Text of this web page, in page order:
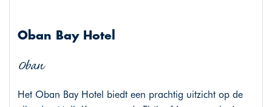
Oban Bay Hotel
Oban
Het Oban Bay Hotel biedt een prachtig uitzicht op de